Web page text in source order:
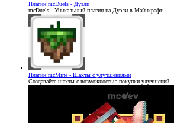
Плагин mcDuels - Дуэли
mcDuels - Уникальный плагин на Дуэли в Майнкрафт
Плагин mcMine - Шахты с улучшениями
Создавайте шахты с возможностью покупки улучшений